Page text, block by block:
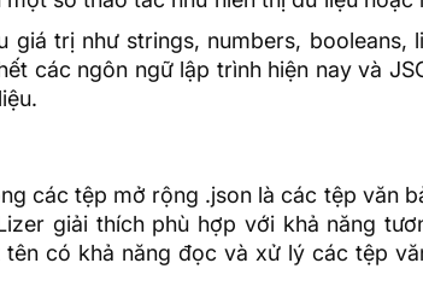
trị như strings, numbers, booleans,
các ngôn ngữ lập trình hiện nay và
các tệp mở rộng .json là các tệp văn
giải thích phù hợp với khả năng
có khả năng đọc và xử lý các tệp